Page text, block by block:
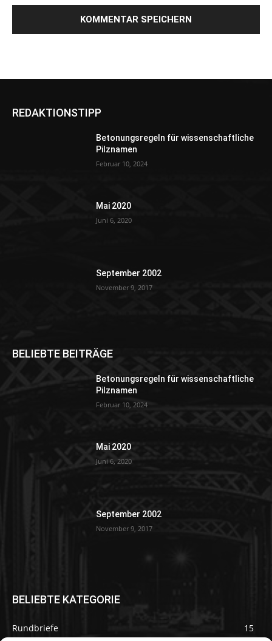
REDAKTIONSTIPP
Betonungsregeln für wissenschaftliche
Pilznamen
Februar 10, 2024
Mai 2020
Juni 6, 2020
September 2002
November 9, 2017
BELIEBTE BEITRÄGE
Betonungsregeln für wissenschaftliche
Pilznamen
Februar 10, 2024
Mai 2020
Juni 6, 2020
September 2002
November 9, 2017
BELIEBTE KATEGORIE
Rundbriefe
15